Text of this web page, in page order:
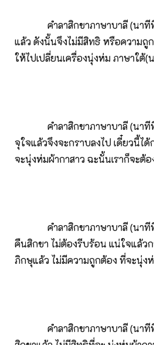
คำลาสิกขาภาษาบาลี (นาทีที่
แล้ว ดังนั้นจึงไม่มีสิทธิ หรือความถู
ให้ไปเปลี่ยนเครื่องนุ่งห่ม ภาษาใต้(
คำลาสิกขาภาษาบาลี (นาทีที่
จุใจแล้วจึงจะกราบลงไป เดี๋ยวนี้ไ
จะนุ่งห่มผ้ากาสาว ฉะนั้นเราก็จะต้
คำลาสิกขาภาษาบาลี (นาทีที่
คืนสิกขา ไม่ต้องรีบร้อน แน่ใจแล้ว
ภิกษุแล้ว ไม่มีความถูกต้อง ที่จะนุ่ง
คำลาสิกขาภาษาบาลี (นาทีที่